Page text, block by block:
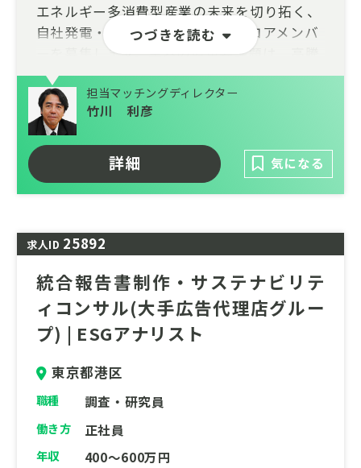
つづきを読む
エネルギー多消費型産業の未来を切り拓く、
自社発電・ユーティリティ部門のコアメンバ
ーを募集します。業界の最重要課題は、高騰
するエネルギーコストの削減と、2050年カー
ボンニュートラル（CN）達成に向けた化石
燃料からの脱却です。同社の基幹工場ではパ
ルプ製造工程の多様な廃棄物を再生可能燃料
として活用し工場に必要な電気と蒸気を生み
出しています。今回は、同社基幹工場の「心
臓部」と言える部門からの求人で、原動設備
ライフサイクルすべてに関わっていただくポ
導入という二大ミッションを担い、持続可能
なモノづくりを根底から支える、社会貢献性
の高いプラントエンジニリング求人にご興味
ありませんでしょうか。経験豊富な技術者か
ら次世代へ技術を継承する即戦力の方からの
担当マッチングディレクター
竹川 利彦
詳細 気になる
求人ID 25892
統合報告書制作・サステナビリテ
ィコンサル(大手広告代理店グルー
プ) | ESGアナリスト
東京都港区
職種 調査・研究員
働き方 正社員
年収
400～600万円